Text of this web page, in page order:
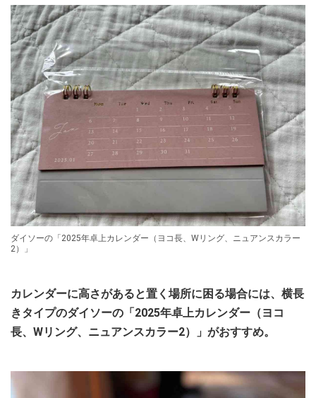
ダイソーの「2025年卓上カレンダー（ヨコ長、Wリング、ニュアンスカラー
2）」
カレンダーに高さがあると置く場所に困る場合には、横長
きタイプのダイソーの「2025年卓上カレンダー（ヨコ
長、Wリング、ニュアンスカラー2）」がおすすめ。